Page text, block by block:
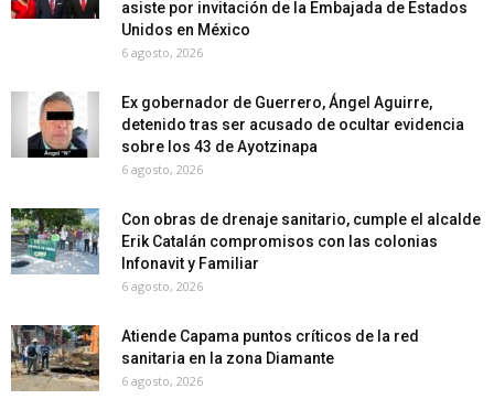
asiste por invitación de la Embajada de Estados
Unidos en México
6 agosto, 2026
Ex gobernador de Guerrero, Ángel Aguirre,
detenido tras ser acusado de ocultar evidencia
sobre los 43 de Ayotzinapa
6 agosto, 2026
Con obras de drenaje sanitario, cumple el alcalde
Erik Catalán compromisos con las colonias
Infonavit y Familiar
6 agosto, 2026
Atiende Capama puntos críticos de la red
sanitaria en la zona Diamante
6 agosto, 2026